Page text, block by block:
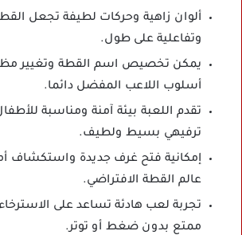
ألوان زاهية وحركات لطيفة تجعل
وتفاعلية على طول.
يمكن تخصيص اسم القطة وتغيير
أسلوب اللاعب المفضل دائما.
تقدم اللعبة بيئة آمنة ومناسبة
ترفيهي بسيط ولطيف.
إمكانية فتح غرف جديدة واستكشاف
عالم القطة الافتراضي.
تجربة لعب هادئة تساعد على
ممتع بدون ضغط أو توتر.